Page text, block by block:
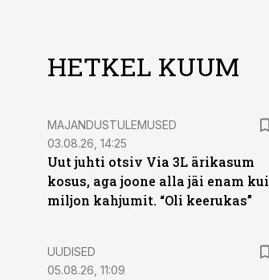
HETKEL KUUM
MAJANDUSTULEMUSED
03.08.26, 14:25
Uut juhti otsiv Via 3L ärikasum
kosus, aga joone alla jäi enam kui
miljon kahjumit. “Oli keerukas”
UUDISED
05.08.26, 11:09